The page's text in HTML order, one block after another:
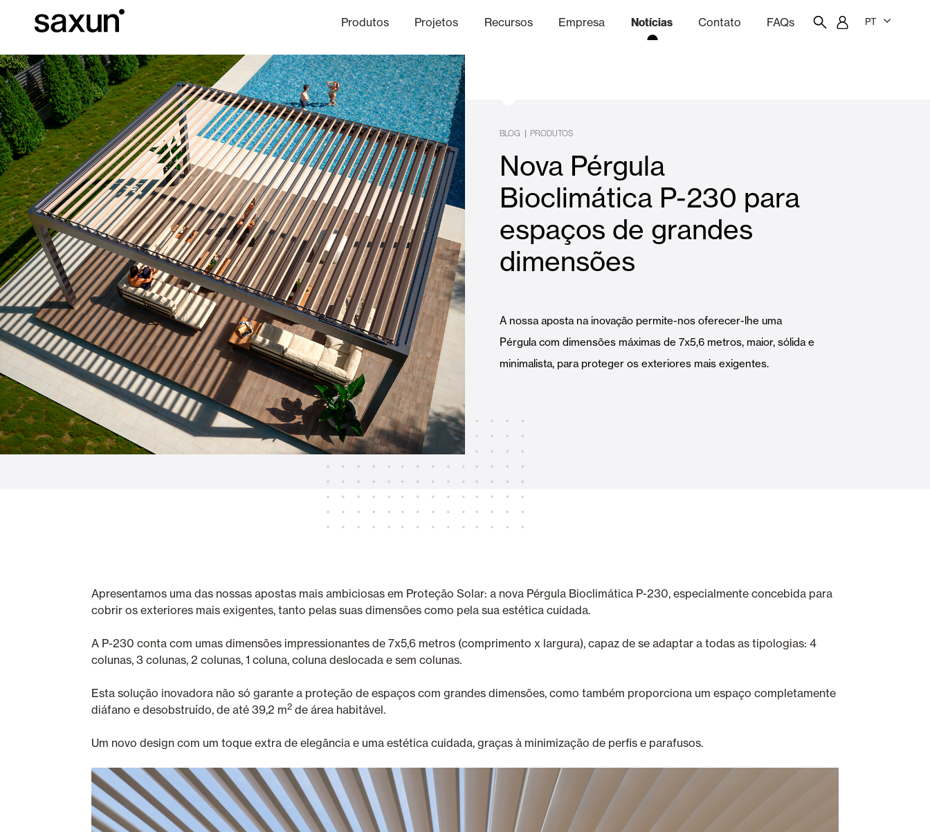
Produtos
Persianas Enroláveis e Caixas Pérgulas Lâminas Quebra-Sol e Maiorquinas
Cortinas de Vidro Alicantinas e Cortinas exteriores Toldos Portas Automáticas
Projetos
Hotéis, restaurantes e cafés Escritórios Famílias
Recursos
Baixar Informação técnica Acabamentos
Empresa
Sobre nós Canal Ético
Notícias Contato FAQs PT
BLOG | PRODUTOS
Nova Pérgula
Bioclimática P-230 para
espaços de grandes
dimensões
A nossa aposta na inovação permite-nos oferecer-lhe uma
Pérgula com dimensões máximas de 7x5,6 metros, maior, sólida e
minimalista, para proteger os exteriores mais exigentes.
Apresentamos uma das nossas apostas mais ambiciosas em Proteção Solar: a nova Pérgula Bioclimática P-230, especialmente concebida para
cobrir os exteriores mais exigentes, tanto pelas suas dimensões como pela sua estética cuidada.
A P-230 conta com umas dimensões impressionantes de 7x5,6 metros (comprimento x largura), capaz de se adaptar a todas as tipologias: 4
colunas, 3 colunas, 2 colunas, 1 coluna, coluna deslocada e sem colunas.
Esta solução inovadora não só garante a proteção de espaços com grandes dimensões, como também proporciona um espaço completamente
diáfano e desobstruído, de até 39,2 m2 de área habitável.
Um novo design com um toque extra de elegância e uma estética cuidada, graças à minimização de perfis e parafusos.